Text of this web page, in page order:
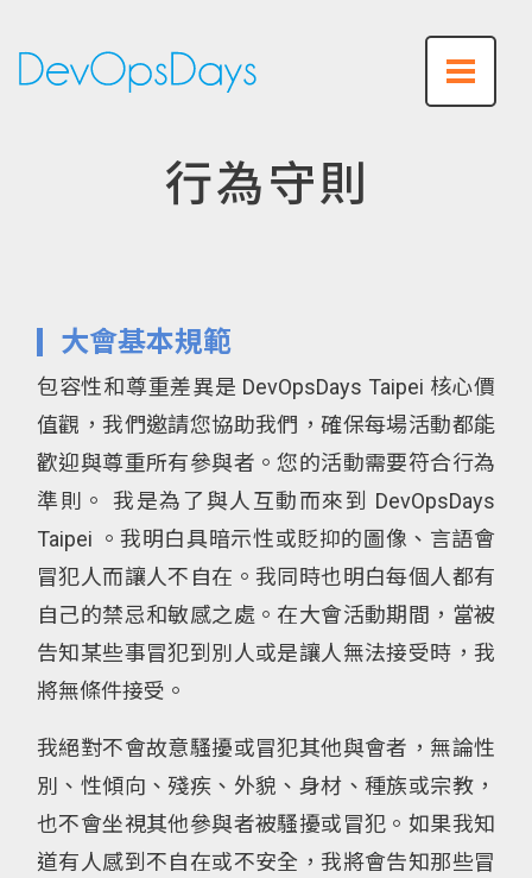
行為守則
大會基本規範
包容性和尊重差異是 DevOpsDays Taipei 核心價
值觀，我們邀請您協助我們，確保每場活動都能
歡迎與尊重所有參與者。您的活動需要符合行為
準則。 我是為了與人互動而來到 DevOpsDays
Taipei 。我明白具暗示性或貶抑的圖像、言語會
冒犯人而讓人不自在。我同時也明白每個人都有
自己的禁忌和敏感之處。在大會活動期間，當被
告知某些事冒犯到別人或是讓人無法接受時，我
將無條件接受。
我絕對不會故意騷擾或冒犯其他與會者，無論性
別、性傾向、殘疾、外貌、身材、種族或宗教，
也不會坐視其他參與者被騷擾或冒犯。如果我知
道有人感到不自在或不安全，我將會告知那些冒